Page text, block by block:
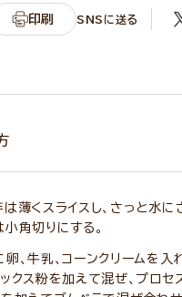
印刷 SNSに送る
は薄くスライスし、さっと水に
小角切りにする。
卵、牛乳、コーンクリームを
クス粉を加えて混ぜ、プロセ